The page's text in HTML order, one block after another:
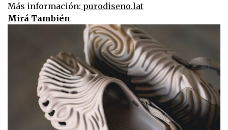
Más información: purodiseno.lat
Mirá También